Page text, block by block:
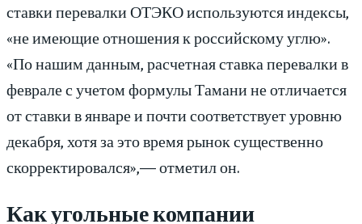
ставки перевалки ОТЭКО используются индексы,
«не имеющие отношения к российскому углю».
«По нашим данным, расчетная ставка перевалки в
феврале с учетом формулы Тамани не отличается
от ставки в январе и почти соответствует уровню
декабря, хотя за это время рынок существенно
скорректировался»,— отметил он.
Как угольные компании